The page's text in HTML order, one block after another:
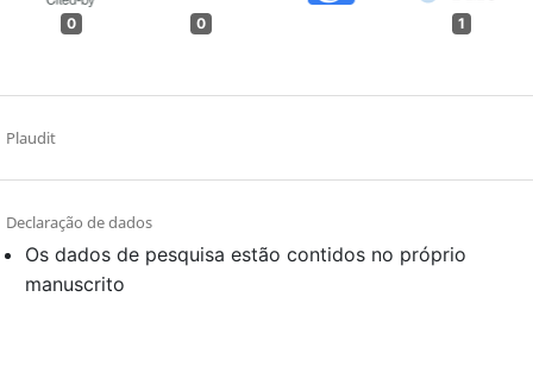
0 0 1
Plaudit
Declaração de dados
Os dados de pesquisa estão contidos no próprio
manuscrito